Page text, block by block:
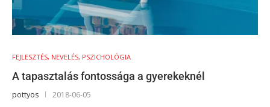
FEJLESZTÉS, NEVELÉS, PSZICHOLÓGIA
A tapasztalás fontossága a gyerekeknél
pottyos 2018-06-05